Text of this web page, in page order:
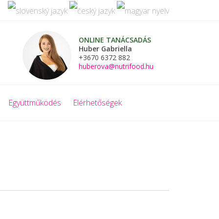
ONLINE TANÁCSADÁS
Huber Gabriella
+3670 6372 882
huberova@nutrifood.hu
Együttműködés Elérhetőségek